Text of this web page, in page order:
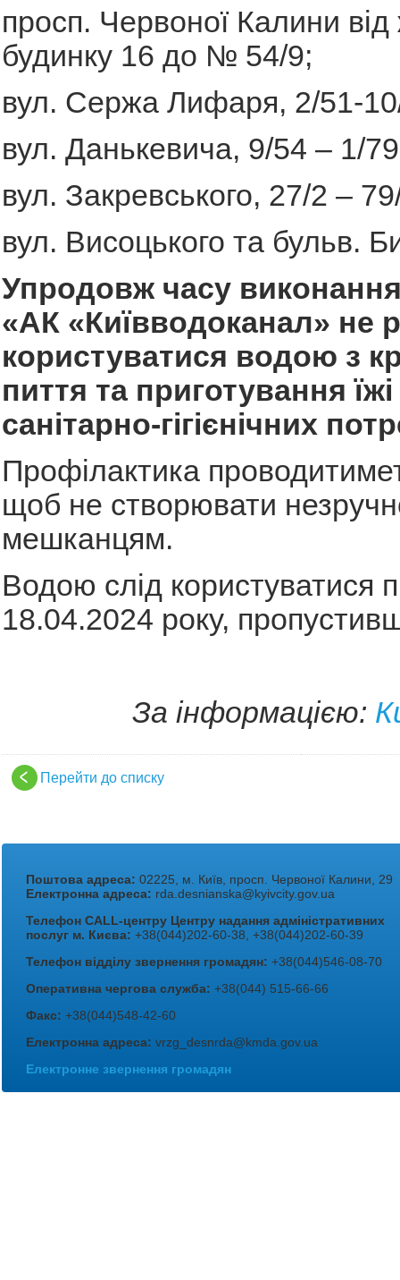
просп. Червоної Калини від
будинку 16 до № 54/9;
вул. Сержа Лифаря, 2/51-
вул. Данькевича, 9/54 – 1/
вул. Закревського, 27/2 –
вул. Висоцького та бульв.
Упродовж часу
«АК «Київводоканал» не
користуватися водою з
пиття та приготування їжі
санітарно-гігієнічних
Профілактика
щоб не створювати
мешканцям.
Водою слід користуватися
18.04.2024 року,
За інформацією:
Перейти до списку
Поштова адреса: 02225, м. Київ, просп. Червоної Калини, 29
Електронна адреса: rda.desnianska@kyivcity.gov.ua
Телефон CALL-центру Центру надання адміністративних
послуг м. Києва: +38(044)202-60-38, +38(044)202-60-39
Телефон відділу звернення громадян: +38(044)546-08-70
Оперативна чергова служба: +38(044) 515-66-66
Факс: +38(044)548-42-60
Електронна адреса: vrzg_desnrda@kmda.gov.ua
Електронне звернення громадян